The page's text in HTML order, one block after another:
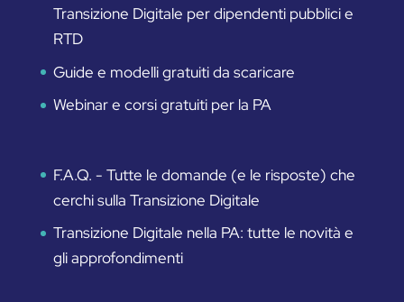
Transizione Digitale per dipendenti pubblici e
RTD
Guide e modelli gratuiti da scaricare
Webinar e corsi gratuiti per la PA
F.A.Q. - Tutte le domande (e le risposte) che
cerchi sulla Transizione Digitale
Transizione Digitale nella PA: tutte le novità e
gli approfondimenti